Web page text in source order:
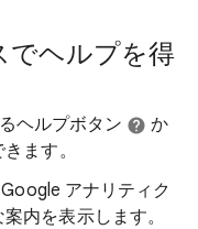
でヘルプを得
ヘルプボタン
か
ます。
アナリティク
内を表示します。